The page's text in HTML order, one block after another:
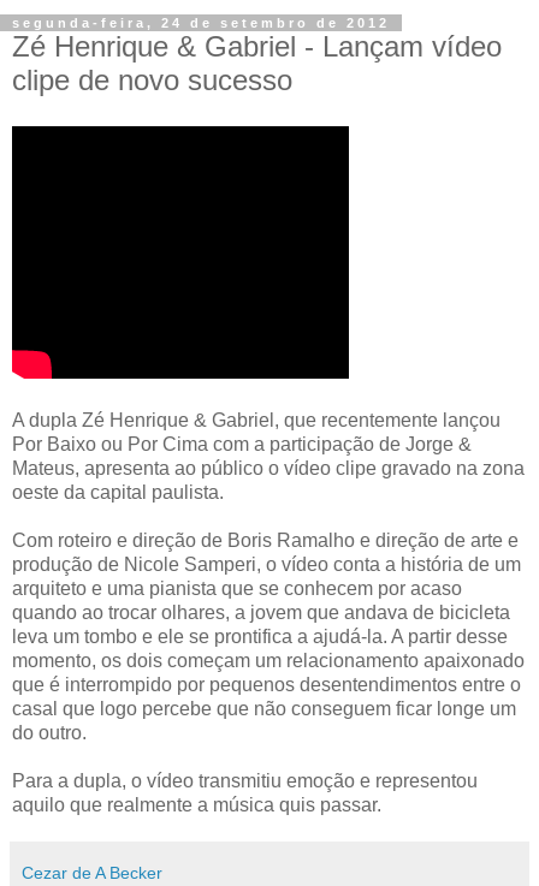
segunda-feira, 24 de setembro de 2012
Zé Henrique & Gabriel - Lançam vídeo
A dupla Zé Henrique & Gabriel, que recentemente lançou
Por Baixo ou Por Cima com a participação de Jorge &
Mateus, apresenta ao público o vídeo clipe gravado na zona
oeste da capital paulista.
Com roteiro e direção de Boris Ramalho e direção de arte e
produção de Nicole Samperi, o vídeo conta a história de um
arquiteto e uma pianista que se conhecem por acaso
quando ao trocar olhares, a jovem que andava de bicicleta
leva um tombo e ele se prontifica a ajudá-la. A partir desse
momento, os dois começam um relacionamento apaixonado
que é interrompido por pequenos desentendimentos entre o
casal que logo percebe que não conseguem ficar longe um
do outro.
Para a dupla, o vídeo transmitiu emoção e representou
aquilo que realmente a música quis passar.
Cezar de A Becker